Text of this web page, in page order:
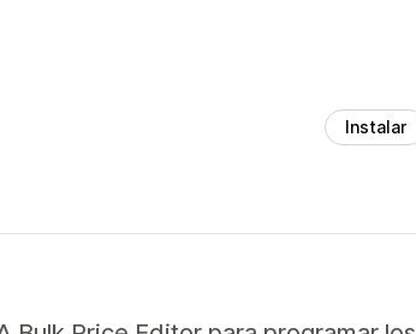
Instalar